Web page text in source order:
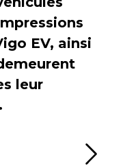
EV, ainsi
leur